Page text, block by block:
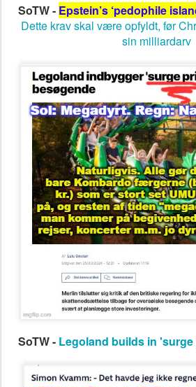
SoTW - Epstein’s ‘pedophile
Dette krav skal være opfyldt, før
sin milliardarv
SoTW - Legoland builds in